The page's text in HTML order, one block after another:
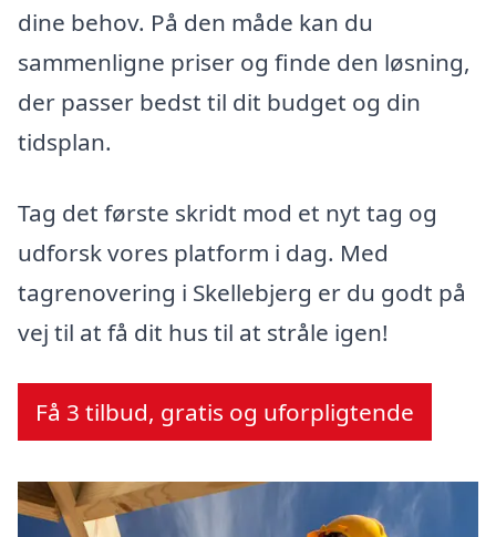
dine behov. På den måde kan du
sammenligne priser og finde den løsning,
der passer bedst til dit budget og din
tidsplan.
Tag det første skridt mod et nyt tag og
udforsk vores platform i dag. Med
tagrenovering i Skellebjerg er du godt på
vej til at få dit hus til at stråle igen!
Få 3 tilbud, gratis og uforpligtende